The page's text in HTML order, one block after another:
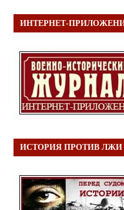
ИНТЕРНЕТ-
ИСТОРИЯ ПРОТИВ ЛЖИ